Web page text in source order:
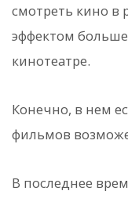
смотреть кино в
эффектом
кинотеатре.
Конечно, в нем
фильмов
В последнее